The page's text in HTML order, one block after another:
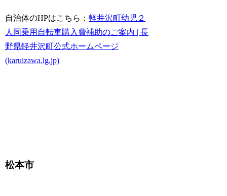
自治体のHPはこちら：軽井沢町幼児２
人同乗用自転車購入費補助のご案内 | 長
野県軽井沢町公式ホームページ
(karuizawa.lg.jp)
松本市